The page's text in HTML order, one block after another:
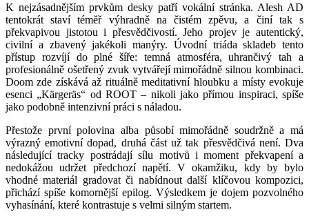
K nejzásadnějším prvkům desky patří vokální stránka. Alesh AD
tentokrát staví téměř výhradně na čistém zpěvu, a činí tak s
překvapivou jistotou i přesvědčivostí. Jeho projev je autentický,
civilní a zbavený jakékoli manýry. Úvodní triáda skladeb tento
přístup rozvíjí do plné šíře: temná atmosféra, uhrančivý tah a
profesionálně ošetřený zvuk vytvářejí mimořádně silnou kombinaci.
Doom zde získává až rituálně meditativní hloubku a místy evokuje
esenci „Kärgeräs“ od ROOT – nikoli jako přímou inspiraci, spíše
jako podobně intenzivní práci s náladou.
Přestože první polovina alba působí mimořádně soudržně a má
výrazný emotivní dopad, druhá část už tak přesvědčivá není. Dva
následující tracky postrádají sílu motivů i moment překvapení a
nedokážou udržet předchozí napětí. V okamžiku, kdy by bylo
vhodné materiál gradovat či nabídnout další klíčovou kompozici,
přichází spíše komornější epilog. Výsledkem je dojem pozvolného
vyhasínání, které kontrastuje s velmi silným startem.